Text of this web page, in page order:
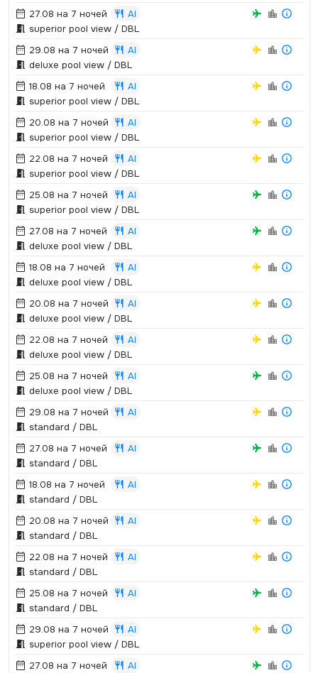
27.08 на 7 ночей
AI
superior pool view / DBL
29.08 на 7 ночей
AI
deluxe pool view / DBL
18.08 на 7 ночей
AI
superior pool view / DBL
20.08 на 7 ночей
AI
superior pool view / DBL
22.08 на 7 ночей
AI
superior pool view / DBL
25.08 на 7 ночей
AI
superior pool view / DBL
27.08 на 7 ночей
AI
deluxe pool view / DBL
18.08 на 7 ночей
AI
deluxe pool view / DBL
20.08 на 7 ночей
AI
deluxe pool view / DBL
22.08 на 7 ночей
AI
deluxe pool view / DBL
25.08 на 7 ночей
AI
deluxe pool view / DBL
29.08 на 7 ночей
AI
standard / DBL
27.08 на 7 ночей
AI
standard / DBL
18.08 на 7 ночей
AI
standard / DBL
20.08 на 7 ночей
AI
standard / DBL
22.08 на 7 ночей
AI
standard / DBL
25.08 на 7 ночей
AI
standard / DBL
29.08 на 7 ночей
AI
superior pool view / DBL
27.08 на 7 ночей
AI